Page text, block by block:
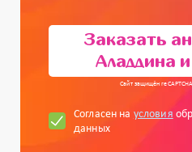
Заказать
Аладдина
Сайт защищён
Согласен на условия
данных